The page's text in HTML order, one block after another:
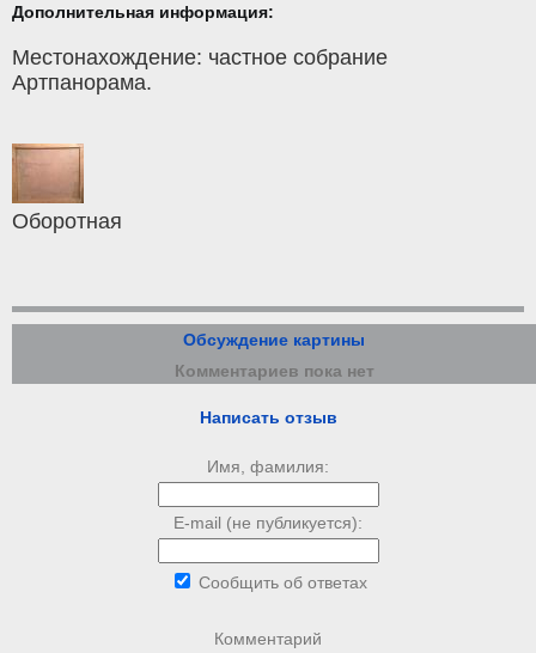
Дополнительная информация:
Местонахождение: частное собрание
Артпанорама.
Оборотная
Обсуждение картины
Комментариев пока нет
Написать отзыв
Имя, фамилия:
E-mail (не публикуется):
Сообщить об ответах
Комментарий